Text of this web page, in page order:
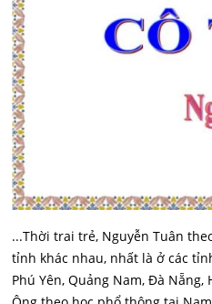
...Thời trai trẻ, Nguyễn Tuân
tỉnh khác nhau, nhất là ở các
Phú Yên, Quảng Nam, Đà Nẵng,